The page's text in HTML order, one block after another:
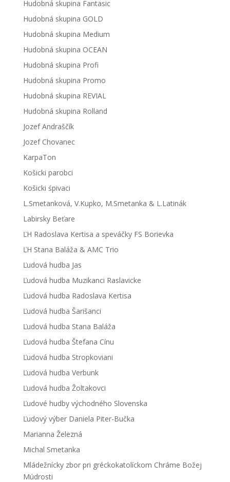
Hudobná skupina Fantasic
Hudobná skupina GOLD
Hudobná skupina Medium
Hudobná skupina OCEAN
Hudobná skupina Profi
Hudobná skupina Promo
Hudobná skupina REVIAL
Hudobná skupina Rolland
Jozef Andraščík
Jozef Chovanec
KarpaTon
Košicki parobci
Košicki śpivaci
L.Smetanková, V.Kupko, M.Smetanka & L.Latinák
Labirsky Beťare
ĽH Radoslava Kertisa a speváčky FS Borievka
ĽH Stana Baláža & AMC Trio
Ľudová hudba Jas
Ľudová hudba Muzikanci Raslavicke
Ľudová hudba Radoslava Kertisa
Ľudová hudba Šarišanci
Ľudová hudba Stana Baláža
Ľudová hudba Štefana Cínu
Ľudová hudba Stropkoviani
Ľudová hudba Verbunk
Ľudová hudba Žoltakovci
Ľudové hudby východného Slovenska
Ľudový výber Daniela Piter-Bučka
Marianna Železná
Michal Smetanka
Mládežnícky zbor pri gréckokatolíckom Chráme Božej
Múdrosti